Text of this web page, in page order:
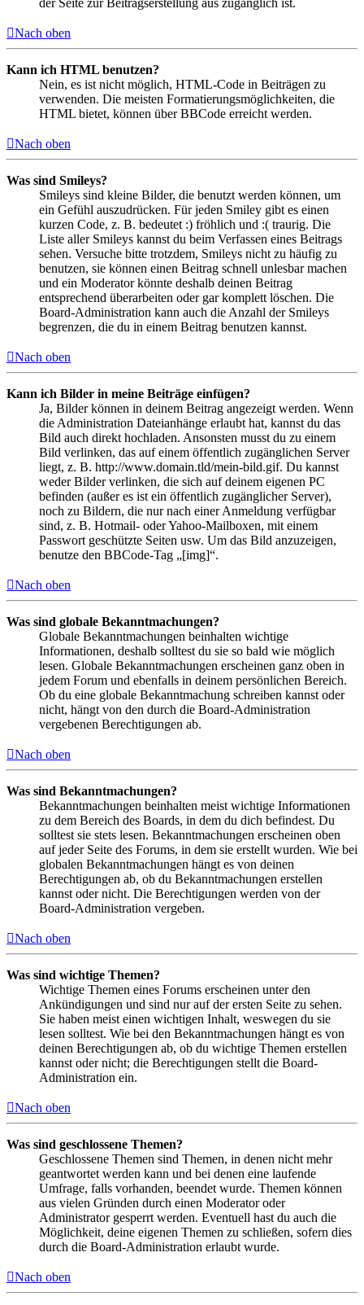
Nach oben
Kann ich HTML benutzen?
Nein, es ist nicht möglich, HTML-Code in Beiträgen zu
verwenden. Die meisten Formatierungsmöglichkeiten, die
HTML bietet, können über BBCode erreicht werden.
Nach oben
Was sind Smileys?
Smileys sind kleine Bilder, die benutzt werden können, um
ein Gefühl auszudrücken. Für jeden Smiley gibt es einen
kurzen Code, z. B. bedeutet :) fröhlich und :( traurig. Die
Liste aller Smileys kannst du beim Verfassen eines Beitrags
sehen. Versuche bitte trotzdem, Smileys nicht zu häufig zu
benutzen, sie können einen Beitrag schnell unlesbar machen
und ein Moderator könnte deshalb deinen Beitrag
entsprechend überarbeiten oder gar komplett löschen. Die
Board-Administration kann auch die Anzahl der Smileys
begrenzen, die du in einem Beitrag benutzen kannst.
Nach oben
Kann ich Bilder in meine Beiträge einfügen?
Ja, Bilder können in deinem Beitrag angezeigt werden. Wenn
die Administration Dateianhänge erlaubt hat, kannst du das
Bild auch direkt hochladen. Ansonsten musst du zu einem
Bild verlinken, das auf einem öffentlich zugänglichen Server
liegt, z. B. http://www.domain.tld/mein-bild.gif. Du kannst
weder Bilder verlinken, die sich auf deinem eigenen PC
befinden (außer es ist ein öffentlich zugänglicher Server),
noch zu Bildern, die nur nach einer Anmeldung verfügbar
sind, z. B. Hotmail- oder Yahoo-Mailboxen, mit einem
Passwort geschützte Seiten usw. Um das Bild anzuzeigen,
benutze den BBCode-Tag „[img]“.
Nach oben
Was sind globale Bekanntmachungen?
Globale Bekanntmachungen beinhalten wichtige
Informationen, deshalb solltest du sie so bald wie möglich
lesen. Globale Bekanntmachungen erscheinen ganz oben in
jedem Forum und ebenfalls in deinem persönlichen Bereich.
Ob du eine globale Bekanntmachung schreiben kannst oder
nicht, hängt von den durch die Board-Administration
vergebenen Berechtigungen ab.
Nach oben
Was sind Bekanntmachungen?
Bekanntmachungen beinhalten meist wichtige Informationen
zu dem Bereich des Boards, in dem du dich befindest. Du
solltest sie stets lesen. Bekanntmachungen erscheinen oben
auf jeder Seite des Forums, in dem sie erstellt wurden. Wie bei
globalen Bekanntmachungen hängt es von deinen
Berechtigungen ab, ob du Bekanntmachungen erstellen
kannst oder nicht. Die Berechtigungen werden von der
Board-Administration vergeben.
Nach oben
Was sind wichtige Themen?
Wichtige Themen eines Forums erscheinen unter den
Ankündigungen und sind nur auf der ersten Seite zu sehen.
Sie haben meist einen wichtigen Inhalt, weswegen du sie
lesen solltest. Wie bei den Bekanntmachungen hängt es von
deinen Berechtigungen ab, ob du wichtige Themen erstellen
kannst oder nicht; die Berechtigungen stellt die Board-
Administration ein.
Nach oben
Was sind geschlossene Themen?
Geschlossene Themen sind Themen, in denen nicht mehr
geantwortet werden kann und bei denen eine laufende
Umfrage, falls vorhanden, beendet wurde. Themen können
aus vielen Gründen durch einen Moderator oder
Administrator gesperrt werden. Eventuell hast du auch die
Möglichkeit, deine eigenen Themen zu schließen, sofern dies
durch die Board-Administration erlaubt wurde.
Nach oben